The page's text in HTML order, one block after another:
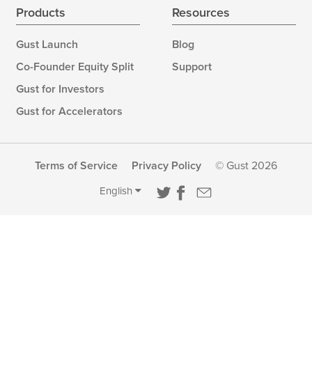
Products
Gust Launch
Co-Founder Equity Split
Gust for Investors
Gust for Accelerators
Resources
Blog
Support
Terms of Service Privacy Policy © Gust 2026
English